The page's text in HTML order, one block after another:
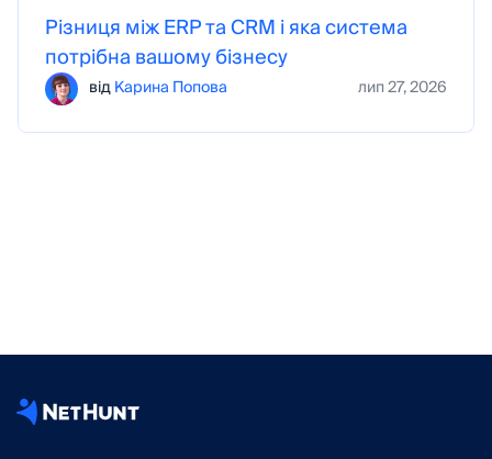
Різниця між ERP та CRM і яка система
потрібна вашому бізнесу
відКарина Попова лип 27, 2026